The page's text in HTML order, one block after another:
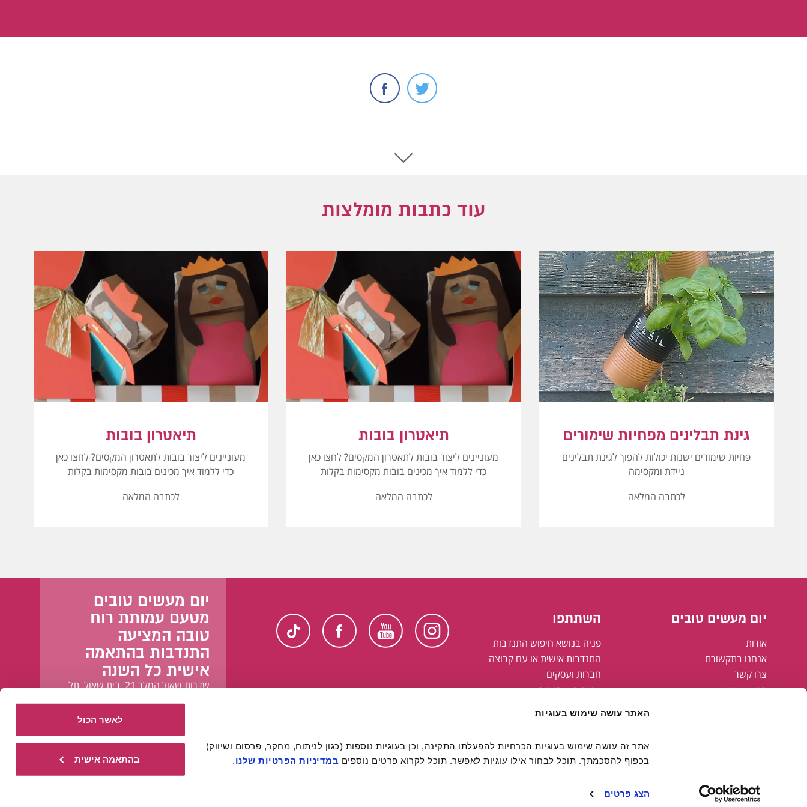
האתר עושה שימוש בעוגיות
בכפוף להסכמתך. תוכל לבחור אילו עוגיות לאפשר. תוכל לקרוא פרטים נוספים במדיניות הפרטיות שלנו.
הצג פרטים
לאשר הכול
בהתאמה אישית
עוד כתבות מומלצות
גינת תבלינים מפחיות שימורים
פחיות שימורים ישנות יכולות להפוך לגינת תבלינים
ניידת ומקסימה
לכתבה המלאה
תיאטרון בובות
מעוניינים ליצור בובות לתאטרון המקסים? לחצו כאן
כדי ללמוד איך מכינים בובות מקסימות בקלות
לכתבה המלאה
תיאטרון בובות
מעוניינים ליצור בובות לתאטרון המקסים? לחצו כאן
כדי ללמוד איך מכינים בובות מקסימות בקלות
לכתבה המלאה
יום מעשים טובים
אודות
אנחנו בתקשורת
צרו קשר
תנאי שימוש
FAMING#
השתתפו
פניה בנושא חיפוש התנדבות
התנדבות אישית או עם קבוצה
חברות ועסקים
עמותות וארגונים
יום מעשים טובים
מטעם עמותת רוח
טובה המציעה
התנדבות בהתאמה
אישית כל השנה
שדרות שאול המלך 21, בית שאול, תל